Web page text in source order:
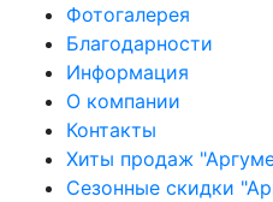
Фотогалерея
Благодарности
Информация
О компании
Контакты
Хиты продаж
Сезонные скидки